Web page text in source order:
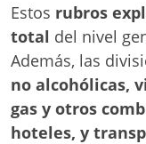
Estos rubros
total del nivel
Además, las
no alcohólicas,
gas y otros
hoteles, y